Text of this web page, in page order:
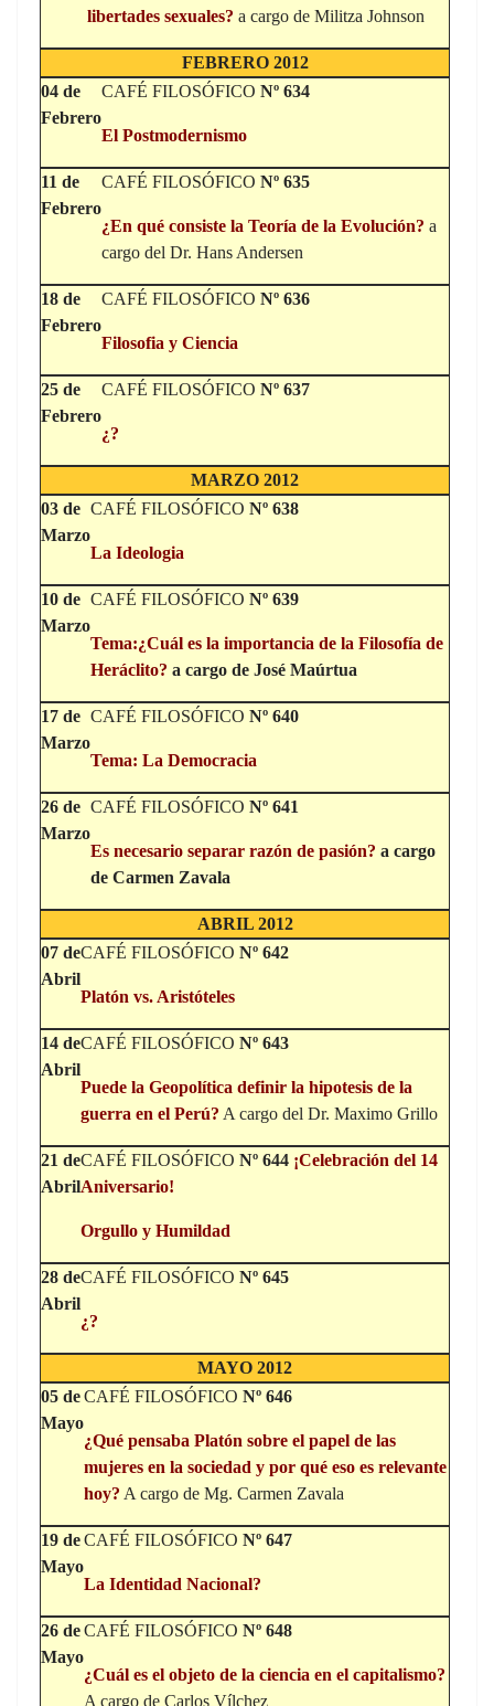
libertades sexuales? a cargo de Militza Johnson
FEBRERO 2012
04 de
Febrero
CAFÉ FILOSÓFICO Nº 634
El Postmodernismo
11 de
Febrero
CAFÉ FILOSÓFICO Nº 635
¿En qué consiste la Teoría de la Evolución? a
cargo del Dr. Hans Andersen
18 de
Febrero
CAFÉ FILOSÓFICO Nº 636
Filosofia y Ciencia
25 de
Febrero
CAFÉ FILOSÓFICO Nº 637
¿?
MARZO 2012
03 de
Marzo
CAFÉ FILOSÓFICO Nº 638
La Ideologia
10 de
Marzo
CAFÉ FILOSÓFICO Nº 639
Tema:¿Cuál es la importancia de la Filosofía de
Heráclito? a cargo de José Maúrtua
17 de
Marzo
CAFÉ FILOSÓFICO Nº 640
Tema: La Democracia
26 de
Marzo
CAFÉ FILOSÓFICO Nº 641
Es necesario separar razón de pasión? a cargo
de Carmen Zavala
ABRIL 2012
07 de
Abril
CAFÉ FILOSÓFICO Nº 642
Platón vs. Aristóteles
14 de
Abril
CAFÉ FILOSÓFICO Nº 643
Puede la Geopolítica definir la hipotesis de la
guerra en el Perú? A cargo del Dr. Maximo Grillo
21 de
Abril
CAFÉ FILOSÓFICO Nº 644 ¡Celebración del 14
Aniversario!
Orgullo y Humildad
28 de
Abril
CAFÉ FILOSÓFICO Nº 645
¿?
MAYO 2012
05 de
Mayo
CAFÉ FILOSÓFICO Nº 646
¿Qué pensaba Platón sobre el papel de las
mujeres en la sociedad y por qué eso es relevante
hoy? A cargo de Mg. Carmen Zavala
19 de
Mayo
CAFÉ FILOSÓFICO Nº 647
La Identidad Nacional?
26 de
Mayo
CAFÉ FILOSÓFICO Nº 648
¿Cuál es el objeto de la ciencia en el capitalismo?
A cargo de Carlos Vílchez